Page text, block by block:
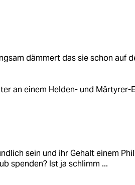
dämmert das sie schon auf
an einem Helden- und Märtyrer-
sein und ihr Gehalt einem
spenden? Ist ja schlimm ...